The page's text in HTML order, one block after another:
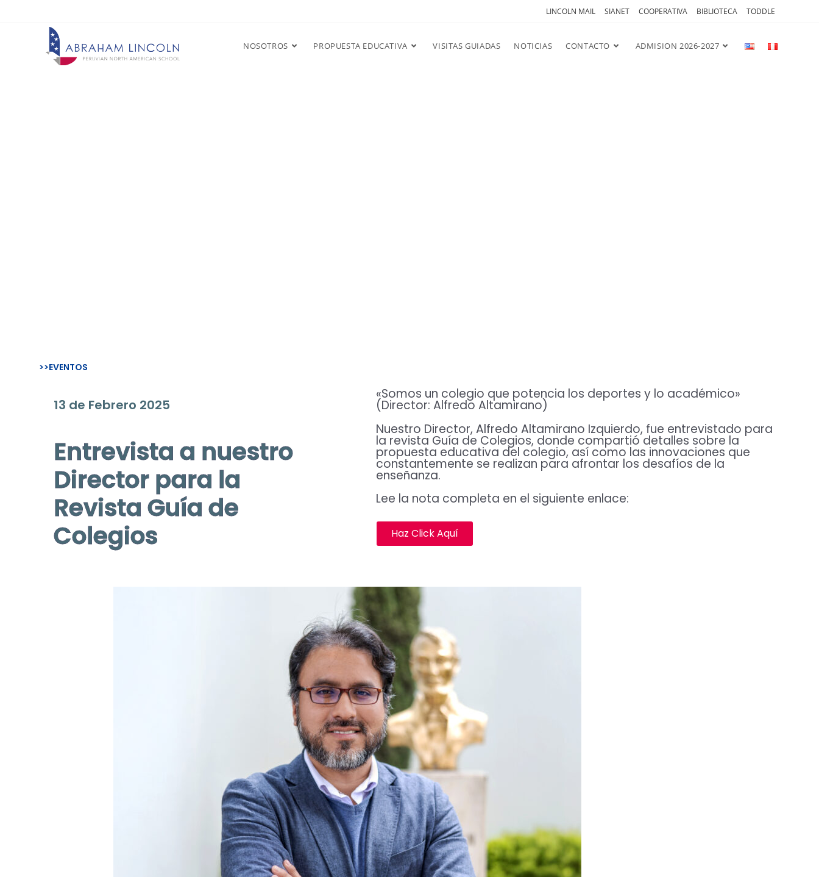
LINCOLN MAIL SIANET COOPERATIVA BIBLIOTECA TODDLE
NOSOTROS PROPUESTA EDUCATIVA VISITAS GUIADAS NOTICIAS CONTACTO ADMISION 2026-2027
>>EVENTOS
13 de Febrero 2025
Entrevista a nuestro
Director para la
Revista Guía de
Colegios
«Somos un colegio que potencia los deportes y lo académico»
(Director: Alfredo Altamirano)
Nuestro Director, Alfredo Altamirano Izquierdo, fue entrevistado para
la revista Guía de Colegios, donde compartió detalles sobre la
propuesta educativa del colegio, así como las innovaciones que
constantemente se realizan para afrontar los desafíos de la
enseñanza.
Lee la nota completa en el siguiente enlace:
Haz Click Aquí